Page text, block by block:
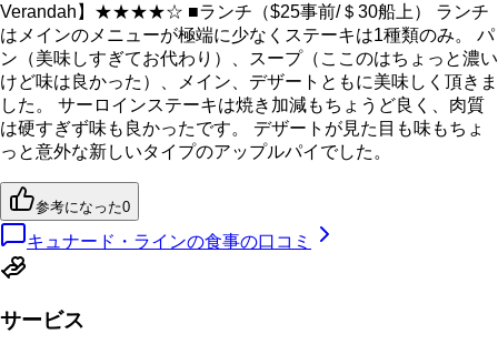
Verandah】★★★★☆ ■ランチ（$25事前/＄30船上） ランチ
はメインのメニューが極端に少なくステーキは1種類のみ。 パ
ン（美味しすぎてお代わり）、スープ（ここのはちょっと濃い
けど味は良かった）、メイン、デザートともに美味しく頂きま
した。 サーロインステーキは焼き加減もちょうど良く、肉質
は硬すぎず味も良かったです。 デザートが見た目も味もちょ
っと意外な新しいタイプのアップルパイでした。
参考になった0
キュナード・ラインの食事の口コミ
サービス